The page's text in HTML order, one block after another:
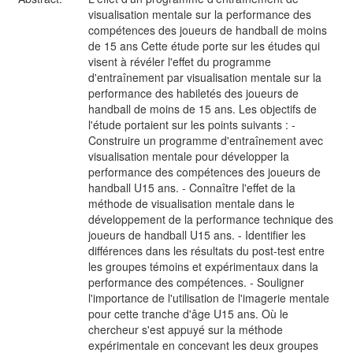
visualisation mentale sur la performance des
compétences des joueurs de handball de moins
de 15 ans Cette étude porte sur les études qui
visent à révéler l'effet du programme
d'entraînement par visualisation mentale sur la
performance des habiletés des joueurs de
handball de moins de 15 ans. Les objectifs de
l'étude portaient sur les points suivants : -
Construire un programme d'entraînement avec
visualisation mentale pour développer la
performance des compétences des joueurs de
handball U15 ans. - Connaître l'effet de la
méthode de visualisation mentale dans le
développement de la performance technique des
joueurs de handball U15 ans. - Identifier les
différences dans les résultats du post-test entre
les groupes témoins et expérimentaux dans la
performance des compétences. - Souligner
l'importance de l'utilisation de l'imagerie mentale
pour cette tranche d'âge U15 ans. Où le
chercheur s'est appuyé sur la méthode
expérimentale en concevant les deux groupes